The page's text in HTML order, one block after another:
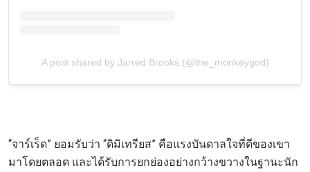
A post shared by Jarred Brooks (@the_monkeygod)
“จาร์เร็ด” ยอมรับว่า “ดิมิเทรียส” คือแรงบันดาลใจที่ดีของเขา
มาโดยตลอด และได้รับการยกย่องอย่างกว้างขวางในฐานะนัก